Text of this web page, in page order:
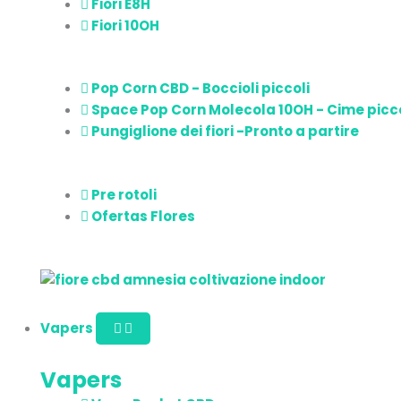
Fiori 10OH
Pop Corn CBD - Boccioli piccoli
Space Pop Corn Molecola 10OH - Cime
Pungiglione dei fiori -Pronto a partire
Pre rotoli
Ofertas Flores
Vapers
Vapers